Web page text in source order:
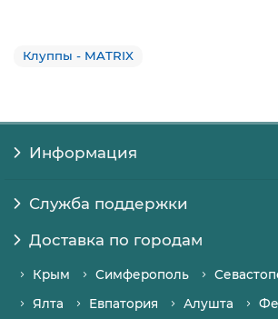
Клуппы - MATRIX
Информация
Служба поддержки
Доставка по городам
Крым Симферополь
Ялта
Евпатория Алушта